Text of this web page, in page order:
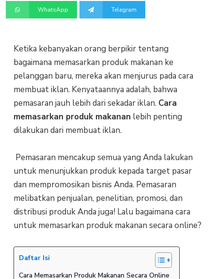
WhatsApp Telegram
Ketika kebanyakan orang berpikir tentang
bagaimana memasarkan produk makanan ke
pelanggan baru, mereka akan menjurus pada cara
membuat iklan. Kenyataannya adalah, bahwa
pemasaran jauh lebih dari sekadar iklan. Cara
memasarkan produk makanan lebih penting
dilakukan dari membuat iklan.
Pemasaran mencakup semua yang Anda lakukan
untuk menunjukkan produk kepada target pasar
dan mempromosikan bisnis Anda. Pemasaran
melibatkan penjualan, penelitian, promosi, dan
distribusi produk Anda juga! Lalu bagaimana cara
untuk memasarkan produk makanan secara online?
Daftar Isi
Cara Memasarkan Produk Makanan Secara Online